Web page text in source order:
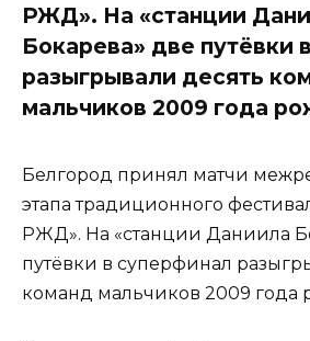
РЖД». На «станции
Бокарева» две путёвки
разыгрывали десять
мальчиков 2009 года
Белгород принял матчи
этапа традиционного
РЖД». На «станции Даниила
путёвки в суперфинал
команд мальчиков 2009 года